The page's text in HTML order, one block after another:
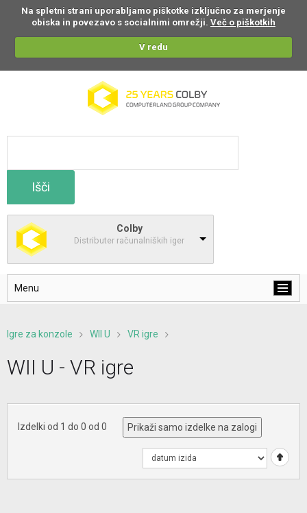
Na spletni strani uporabljamo piškotke izključno za merjenje
obiska in povezavo s socialnimi omrežji. Več o piškotkih
V redu
Išči
Colby
Distributer računalniških iger
Menu
Igre za konzole WII U VR igre
WII U - VR igre
Izdelki od 1 do 0 od 0 Prikaži samo izdelke na zalogi